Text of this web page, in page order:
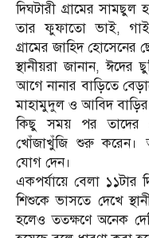
দিঘটারী গ্রামের
তার ফুফাতো ভাই,
গ্রামের জাহিদ হোসেনের
স্থানীয়রা জানান,
আগে নানার বাড়িতে
মাহামুদুল ও আবিদ
কিছু সময় পর তাদের
খোঁজাখুঁজি শুরু করেন।
যোগ দেন।
একপর্যায়ে বেলা ১১টার
শিশুকে ভাসতে দেখে
হলেও ততক্ষণে অনেক